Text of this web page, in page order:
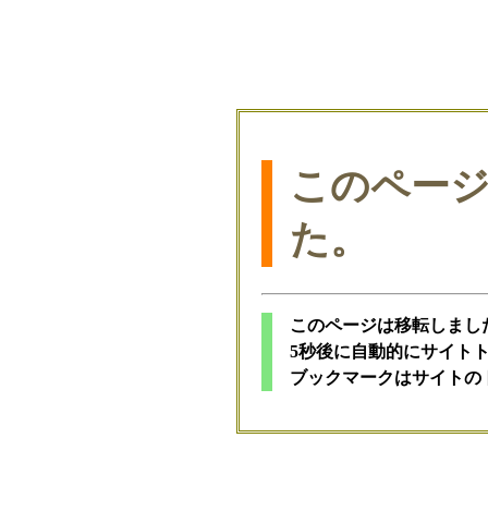
このペー
た。
このページは移転しまし
5秒後に自動的にサイト
ブックマークはサイト